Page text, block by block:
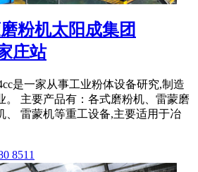
粉机太阳成集团
庄站
是一家从事工业粉体设备研究,制造
。 主要产品有：各式磨粉机、雷蒙磨
、 雷蒙机等重工设备,主要适用于冶
8511